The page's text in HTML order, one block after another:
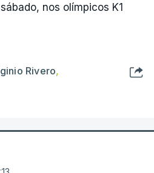
nos olímpicos K1
Rivero,